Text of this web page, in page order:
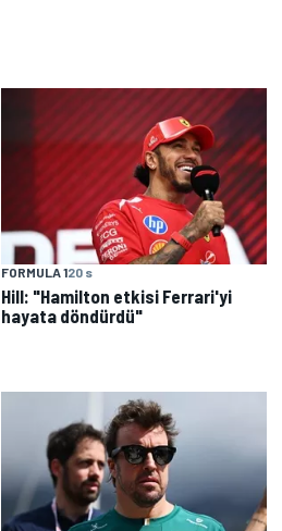
FORMULA 120 s
Hill: "Hamilton etkisi Ferrari'yi
hayata döndürdü"